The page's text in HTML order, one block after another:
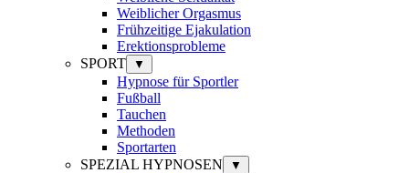
Weiblicher Orgasmus
Frühzeitige Ejakulation
Erektionsprobleme
SPORT
▼
Hypnose für Sportler
Fußball
Tauchen
Methoden
Sportarten
SPEZIAL HYPNOSEN
▼